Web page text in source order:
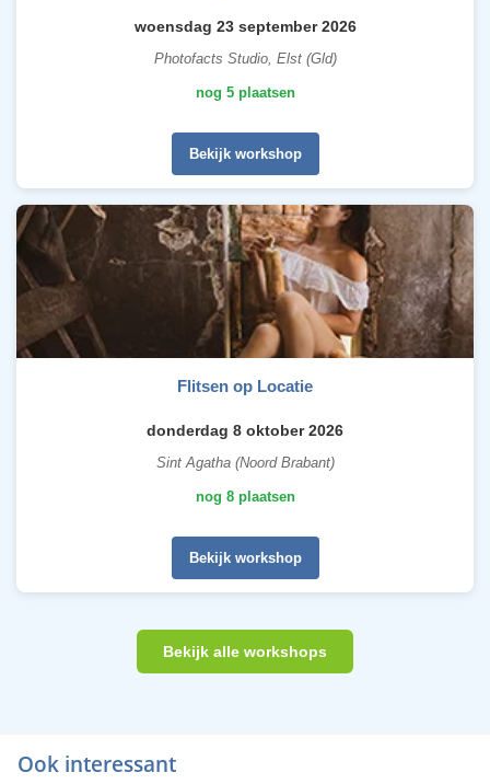
woensdag 23 september 2026
Photofacts Studio, Elst (Gld)
nog 5 plaatsen
Bekijk workshop
Flitsen op Locatie
donderdag 8 oktober 2026
Sint Agatha (Noord Brabant)
nog 8 plaatsen
Bekijk workshop
Bekijk alle workshops
Ook interessant